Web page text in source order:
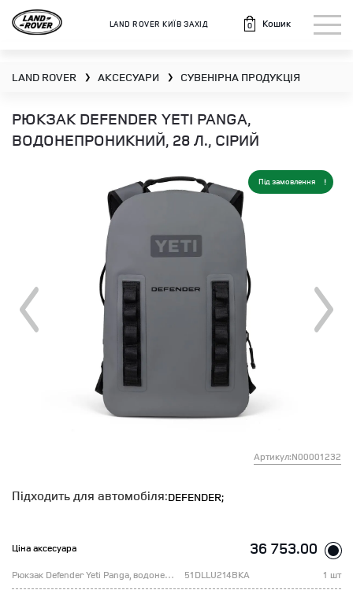
LAND ROVER КИЇВ ЗАХІД 0 Кошик
LAND ROVER ❯ АКСЕСУАРИ ❯ СУВЕНІРНА ПРОДУКЦІЯ
РЮКЗАК DEFENDER YETI PANGA,
ВОДОНЕПРОНИКНИЙ, 28 Л., СІРИЙ
Під замовлення
Артикул:N00001232
Підходить для автомобіля:DEFENDER;
Ціна аксесуара 36 753.00
Рюкзак Defender Yeti Panga, водонепроникний, 28 л., сірий 51DLLU214BKA 1 шт